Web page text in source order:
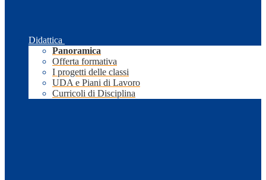
Didattica
Panoramica
Offerta formativa
I progetti delle classi
UDA e Piani di Lavoro
Curricoli di Disciplina